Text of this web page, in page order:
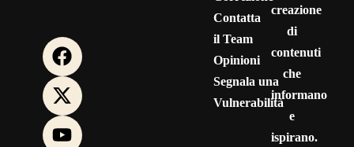
Contatta
il Team
Opinioni
Segnala una
Vulnerabilità
creazione
di
contenuti
che
informano
e
ispirano.